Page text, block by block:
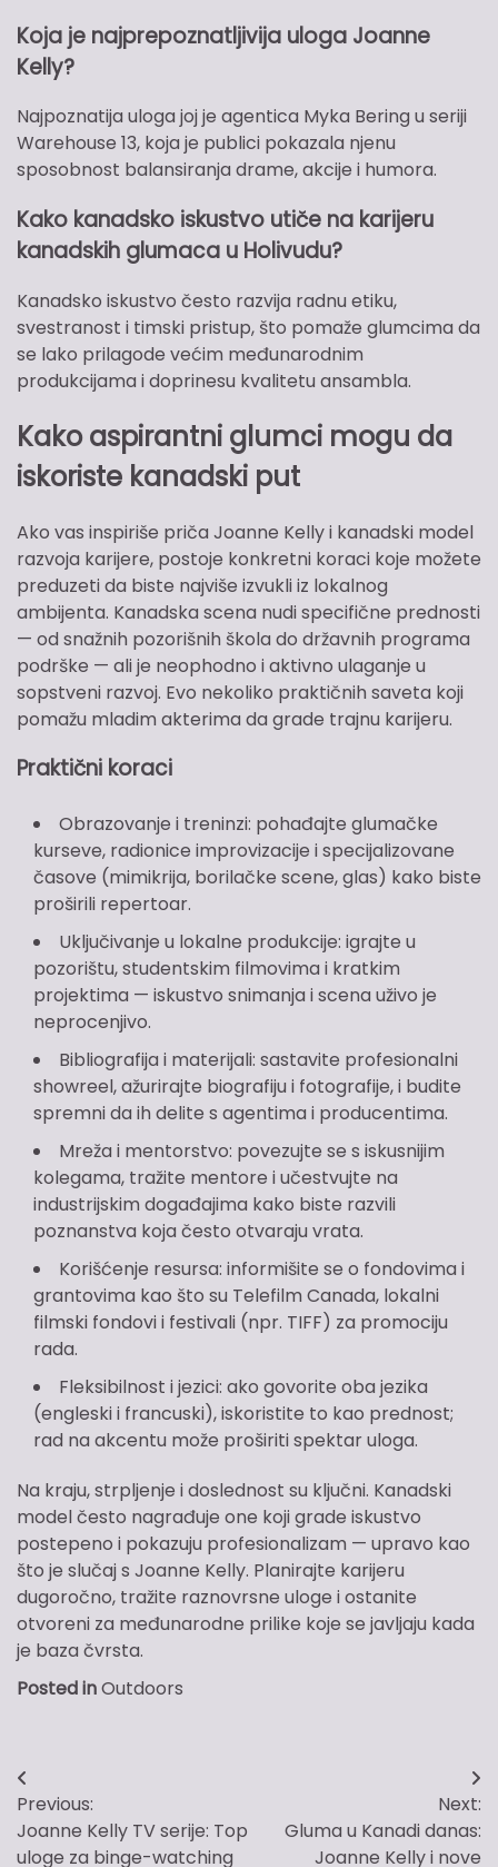
Koja je najprepoznatljivija uloga Joanne
Kelly?
Najpoznatija uloga joj je agentica Myka Bering u seriji
Warehouse 13, koja je publici pokazala njenu
sposobnost balansiranja drame, akcije i humora.
Kako kanadsko iskustvo utiče na karijeru
kanadskih glumaca u Holivudu?
Kanadsko iskustvo često razvija radnu etiku,
svestranost i timski pristup, što pomaže glumcima da
se lako prilagode većim međunarodnim
produkcijama i doprinesu kvalitetu ansambla.
Kako aspirantni glumci mogu da
iskoriste kanadski put
Ako vas inspiriše priča Joanne Kelly i kanadski model
razvoja karijere, postoje konkretni koraci koje možete
preduzeti da biste najviše izvukli iz lokalnog
ambijenta. Kanadska scena nudi specifične prednosti
— od snažnih pozorišnih škola do državnih programa
podrške — ali je neophodno i aktivno ulaganje u
sopstveni razvoj. Evo nekoliko praktičnih saveta koji
pomažu mladim akterima da grade trajnu karijeru.
Praktični koraci
Obrazovanje i treninzi: pohađajte glumačke
kurseve, radionice improvizacije i specijalizovane
časove (mimikrija, borilačke scene, glas) kako biste
proširili repertoar.
Uključivanje u lokalne produkcije: igrajte u
pozorištu, studentskim filmovima i kratkim
projektima — iskustvo snimanja i scena uživo je
neprocenjivo.
Bibliografija i materijali: sastavite profesionalni
showreel, ažurirajte biografiju i fotografije, i budite
spremni da ih delite s agentima i producentima.
Mreža i mentorstvo: povezujte se s iskusnijim
kolegama, tražite mentore i učestvujte na
industrijskim događajima kako biste razvili
poznanstva koja često otvaraju vrata.
Korišćenje resursa: informišite se o fondovima i
grantovima kao što su Telefilm Canada, lokalni
filmski fondovi i festivali (npr. TIFF) za promociju
rada.
Fleksibilnost i jezici: ako govorite oba jezika
(engleski i francuski), iskoristite to kao prednost;
rad na akcentu može proširiti spektar uloga.
Na kraju, strpljenje i doslednost su ključni. Kanadski
model često nagrađuje one koji grade iskustvo
postepeno i pokazuju profesionalizam — upravo kao
što je slučaj s Joanne Kelly. Planirajte karijeru
dugoročno, tražite raznovrsne uloge i ostanite
otvoreni za međunarodne prilike koje se javljaju kada
je baza čvrsta.
Posted inOutdoors
Post
navigation
Previous:
Joanne Kelly TV serije: Top
uloge za binge-watching
Next:
Gluma u Kanadi danas:
Joanne Kelly i nove